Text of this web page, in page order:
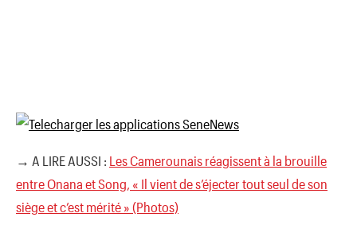
→ A LIRE AUSSI : Les Camerounais réagissent à la brouille
entre Onana et Song, « Il vient de s’éjecter tout seul de son
siège et c’est mérité » (Photos)